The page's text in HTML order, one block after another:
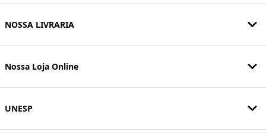
NOSSA LIVRARIA
Nossa Loja Online
UNESP